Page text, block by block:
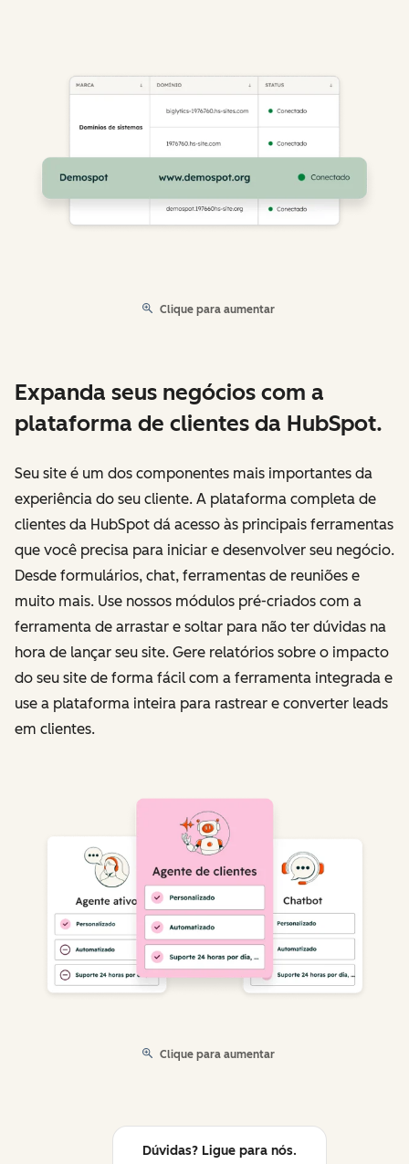
Clique para aumentar
Expanda seus negócios com a
plataforma de clientes da HubSpot.
Seu site é um dos componentes mais importantes da
experiência do seu cliente. A plataforma completa de
clientes da HubSpot dá acesso às principais ferramentas
que você precisa para iniciar e desenvolver seu negócio.
Desde formulários, chat, ferramentas de reuniões e
muito mais. Use nossos módulos pré-criados com a
ferramenta de arrastar e soltar para não ter dúvidas na
hora de lançar seu site. Gere relatórios sobre o impacto
do seu site de forma fácil com a ferramenta integrada e
use a plataforma inteira para rastrear e converter leads
em clientes.
Clique para aumentar
Dúvidas? Ligue para nós.